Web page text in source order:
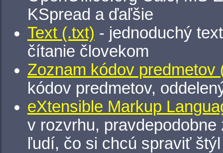
KSpread a ďaľšie
Text (.txt) - jednoduchý
čítanie človekom
Zoznam kódov predmetov
kódov predmetov,
eXtensible Markup
v rozvrhu,
ľudí, čo si chcú spraviť